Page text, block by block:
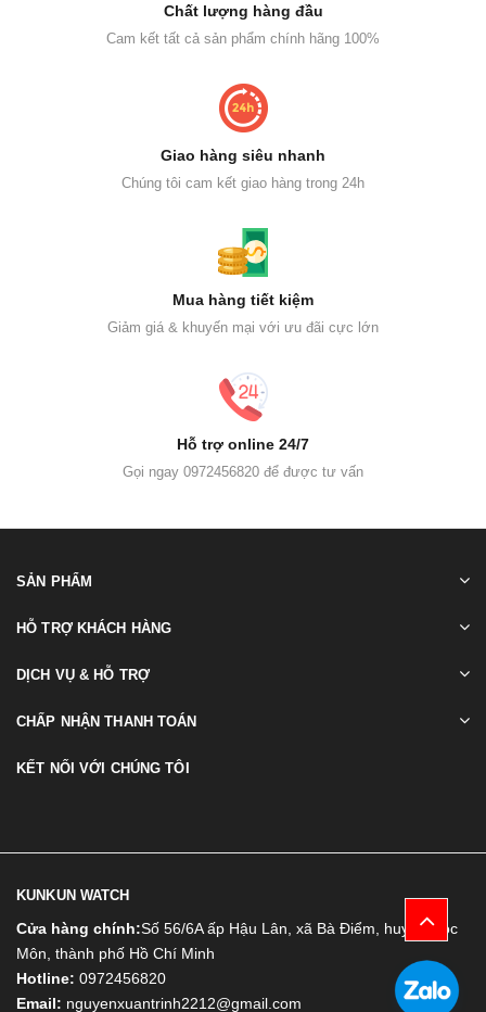
Chất lượng hàng đầu
Cam kết tất cả sản phẩm chính hãng 100%
Giao hàng siêu nhanh
Chúng tôi cam kết giao hàng trong 24h
Mua hàng tiết kiệm
Giảm giá & khuyến mại với ưu đãi cực lớn
Hỗ trợ online 24/7
Gọi ngay 0972456820 để được tư vấn
SẢN PHẨM
HỖ TRỢ KHÁCH HÀNG
DỊCH VỤ & HỖ TRỢ
CHẤP NHẬN THANH TOÁN
KẾT NỐI VỚI CHÚNG TÔI
KUNKUN WATCH
Cửa hàng chính:Số 56/6A ấp Hậu Lân, xã Bà Điểm, huyện Hóc
Môn, thành phố Hồ Chí Minh
Hotline: 0972456820
Email: nguyenxuantrinh2212@gmail.com